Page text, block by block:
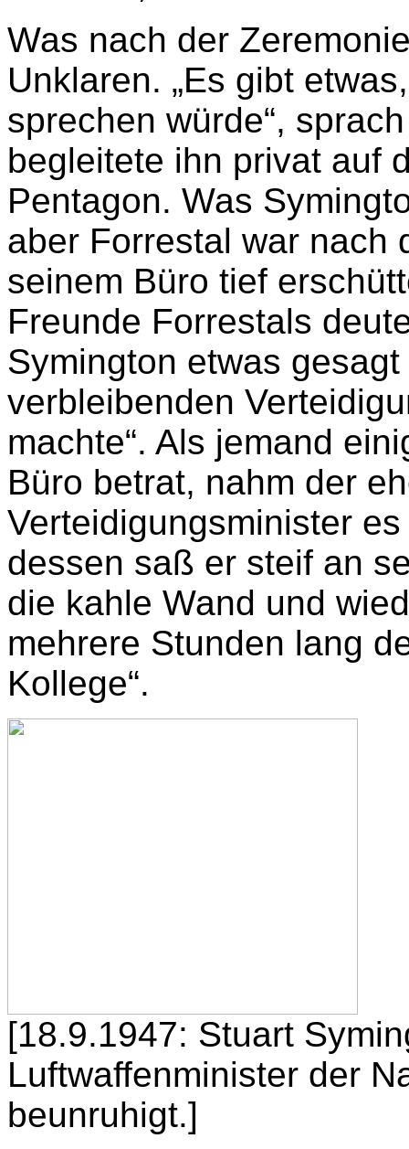
Was nach der
Unklaren. „Es gibt
sprechen würde“,
begleitete ihn privat auf
Pentagon. Was
aber Forrestal war nach
seinem Büro tief
Freunde Forrestals
Symington etwas
verbleibenden
machte“. Als jemand
Büro betrat, nahm der
Verteidigungsminister
dessen saß er steif an
die kahle Wand und
mehrere Stunden lang
Kollege“.
[18.9.1947: Stuart
Luftwaffenminister der
beunruhigt.]